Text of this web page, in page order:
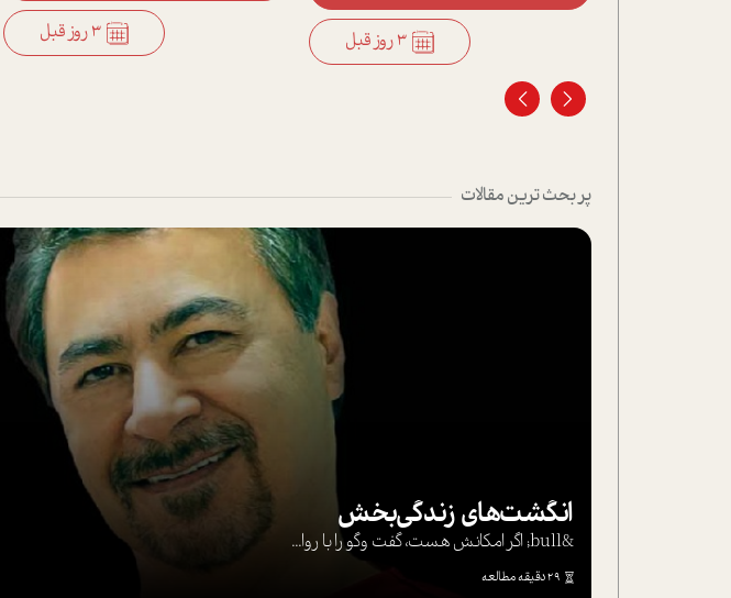
3 روز قبل 3 روز قبل
پر بحث ترین مقالات
انگشت‌های‌ زندگی‌بخش
&bull; اگر امکانش هست، گفت وگو را با روا...
29 دقیقه مطالعه